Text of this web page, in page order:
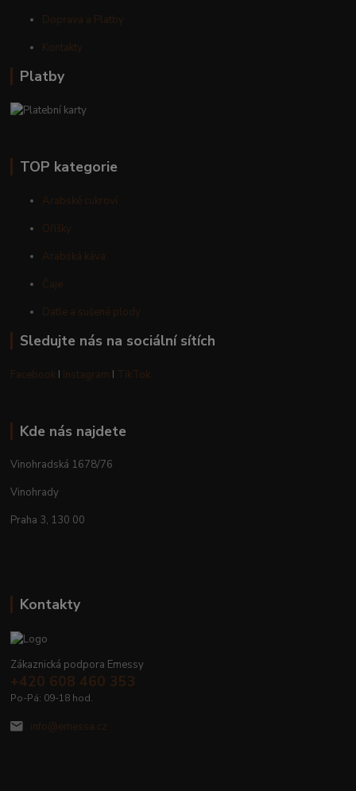
Doprava a Platby
Kontakty
Platby
TOP kategorie
Arabské cukroví
Oříšky
Arabská káva
Čaje
Datle a sušené plody
Sledujte nás na sociální sítích
Facebook I Instagram I TikTok
Kde nás najdete
Vinohradská 1678/76
Vinohrady
Praha 3, 130 00
Kontakty
Zákaznická podpora Emessy
+420 608 460 353
Po-Pá: 09-18 hod.
info@emessa.cz